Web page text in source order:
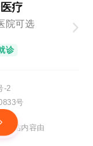
疗
院可选
诊
-2
号
网站内容由